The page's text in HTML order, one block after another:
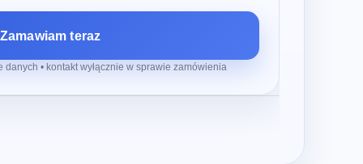
Zamawiam teraz
danych • kontakt wyłącznie w sprawie zamówienia